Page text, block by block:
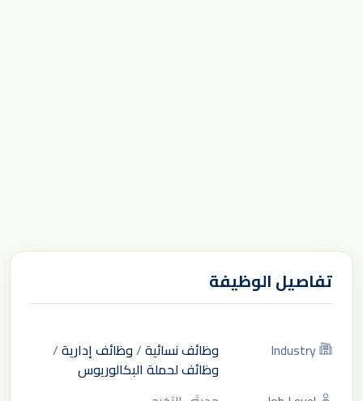
تفاصيل الوظيفة
Industry وظائف نسائية/وظائف إدارية/
وظائف لحملة البكالوريوس